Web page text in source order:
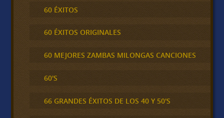
60 ÉXITOS
60 ÉXITOS ORIGINALES
60 MEJORES ZAMBAS MILONGAS CANCIONES
60'S
66 GRANDES ÉXITOS DE LOS 40 Y 50'S